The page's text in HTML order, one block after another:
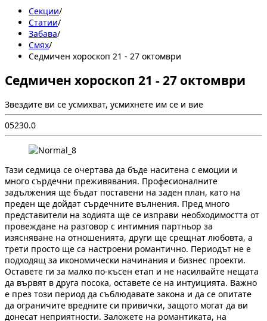
Секции/
Статии/
Забава/
Смях/
Седмичен хороскоп 21 - 27 октомври
Седмичен хороскоп 21 - 27 октомври
Звездите ви се усмихват, усмихнете им се и вие
05230.0
Тази седмица се очертава да бъде наситена с емоции и
много сърдечни преживявания. Професионалните
задължения ще бъдат поставени на заден план, като на
преден ще дойдат сърдечните вълнения. Пред много
представители на зодията ще се изправи необходимостта от
провеждане на разговор с интимния партньор за
изясняване на отношенията, други ще срещнат любовта, а
трети просто ще са настроени романтично. Периодът не е
подходящ за икономически начинания и бизнес проекти.
Оставете ги за малко по-късен етап и не насилвайте нещата
да вървят в друга посока, оставете се на интуицията. Важно
е през този период да съблюдавате закона и да се опитате
да ограничите вредните си привички, защото могат да ви
донесат неприятности. Заложете на романтиката, на